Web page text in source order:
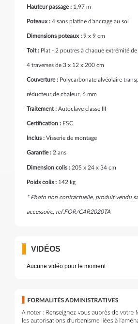
Hauteur passage : 1,97 m
Poteaux : 4 sans platine d'ancrage au sol
Dimensions poteaux : 9 x 9 cm
Toit : Plat - 2 poutres à chaque extrémité
4 traverses de 3 x 12 x 200 cm
Couverture : Polycarbonate alvéolaire
réducteur de chaleur, 6 mm
Traitement : Autoclave classe III
Certification : FSC
Inclus : Visserie de montage
Garantie : 2 ans
Dimension colis : 205 x 24 x 34 cm
Poids colis : 142 kg
* Photo non contractuelle, produit vendu
accessoire, ref.FOR/CAR2020TA
VIDÉOS
Aucune vidéo pour le moment